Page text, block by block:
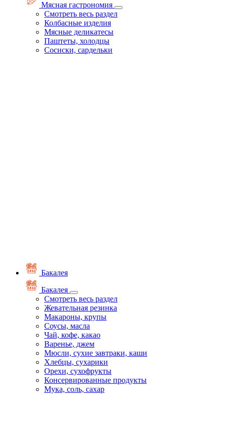
Мясная гастрономия
Смотреть весь раздел
Колбасные изделия
Мясные деликатесы
Паштеты, холодцы
Сосиски, сардельки
Бакалея
Бакалея
Смотреть весь раздел
Жевательная резинка
Макароны, крупы
Соусы, масла
Чай, кофе, какао
Варенье, джем
Мюсли, сухие завтраки, каши
Хлебцы, сухарики
Орехи, сухофрукты
Консервированные продукты
Мука, соль, сахар